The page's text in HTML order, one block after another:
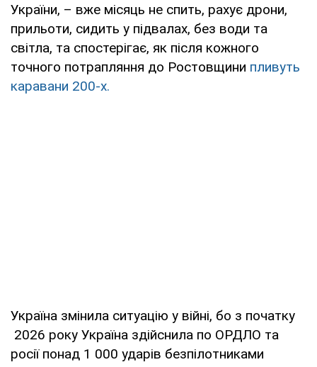
України, – вже місяць не спить, рахує дрони,
прильоти, сидить у підвалах, без води та
світла, та спостерігає, як після кожного
точного потрапляння до Ростовщини пливуть
каравани 200-х.
Україна змінила ситуацію у війні, бо з початку
2026 року Україна здійснила по ОРДЛО та
росії понад 1 000 ударів безпілотниками